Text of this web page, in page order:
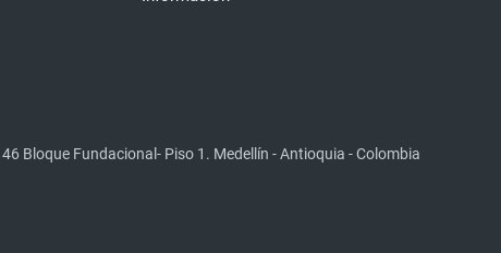
Bloque Fundacional- Piso 1. Medellín - Antioquia - Colombia